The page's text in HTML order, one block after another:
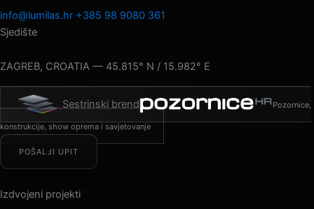
info@lumilas.hr +385 98 9080 361
Sjedište
ZAGREB, CROATIA — 45.815° N / 15.982° E
Sestrinski brend Pozornice,
konstrukcije, show oprema i savjetovanje
POŠALJI UPIT
Izdvojeni projekti